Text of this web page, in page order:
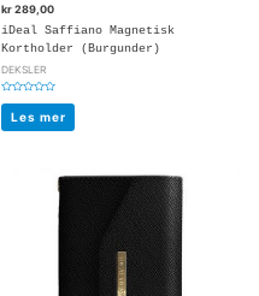
kr289,00
iDeal Saffiano Magnetisk
Kortholder (Burgunder)
DEKSLER
av
5
Les mer